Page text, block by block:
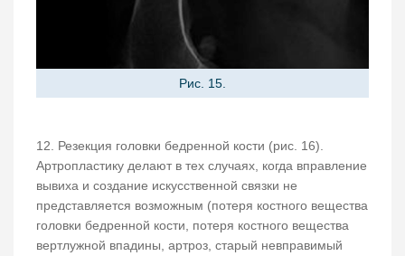
Рис. 15.
12. Резекция головки бедренной кости (рис. 16).
Артропластику делают в тех случаях, когда вправление
вывиха и создание искусственной связки не
представляется возможным (потеря костного вещества
головки бедренной кости, потеря костного вещества
вертлужной впадины, артроз, старый невправимый